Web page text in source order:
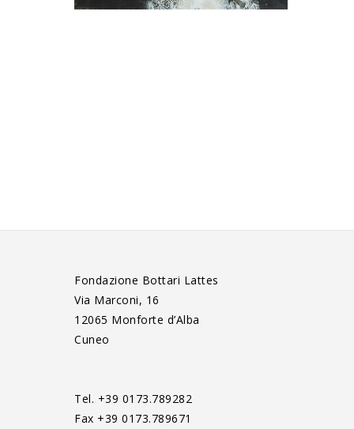
Fondazione Bottari Lattes
Via Marconi, 16
12065 Monforte d’Alba
Cuneo
Tel. +39 0173.789282
Fax +39 0173.789671